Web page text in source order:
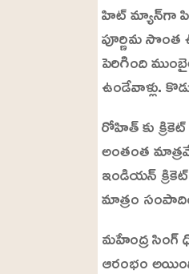
n
u
t
e
a
d
d
2
4
.
6
%
హిట్ మ్యాన్‌గా
పూర్ణిమ సొంత
పెరిగింది
ఉండేవాళ్లు.
రోహిత్ కు
అంతంత
ఇండియన్
మాత్రం
మహేంద్ర సింగ్
ఆరంభం